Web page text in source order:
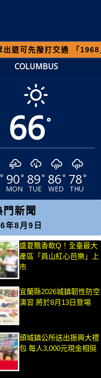
「1968」客服專線，
COLUMBUS
66°
° 90°
MON
89°
TUE
86°
WED
78°
THU
門新聞
年8月9日
盛夏飄香軟Q！全臺最大
產區「員山紅心芭樂」上
市
宜蘭縣2026城鎮韌性防空
演習 將於8月13日登場
頭城鎮公所送出振興大禮
包 每人3,000元現金相挺